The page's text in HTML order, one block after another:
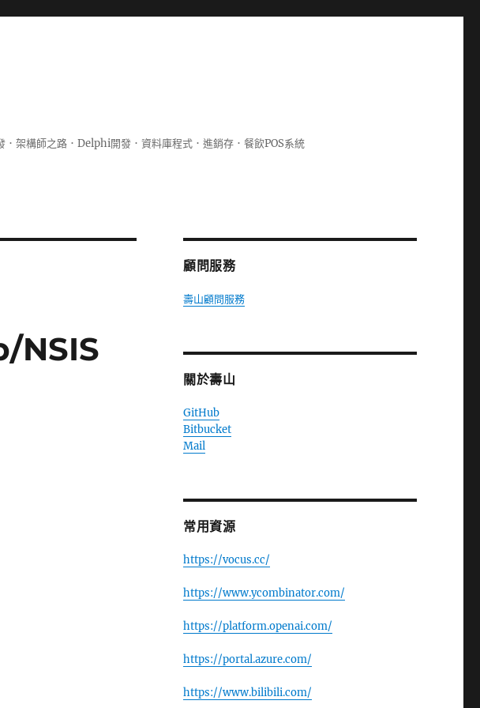
架構師之路．Delphi開發．資料庫程式．進銷存．餐飲POS系統
NSIS
顧問服務
壽山顧問服務
關於壽山
GitHub
Bitbucket
Mail
常用資源
https://vocus.cc/
https://www.ycombinator.com/
https://platform.openai.com/
https://portal.azure.com/
https://www.bilibili.com/